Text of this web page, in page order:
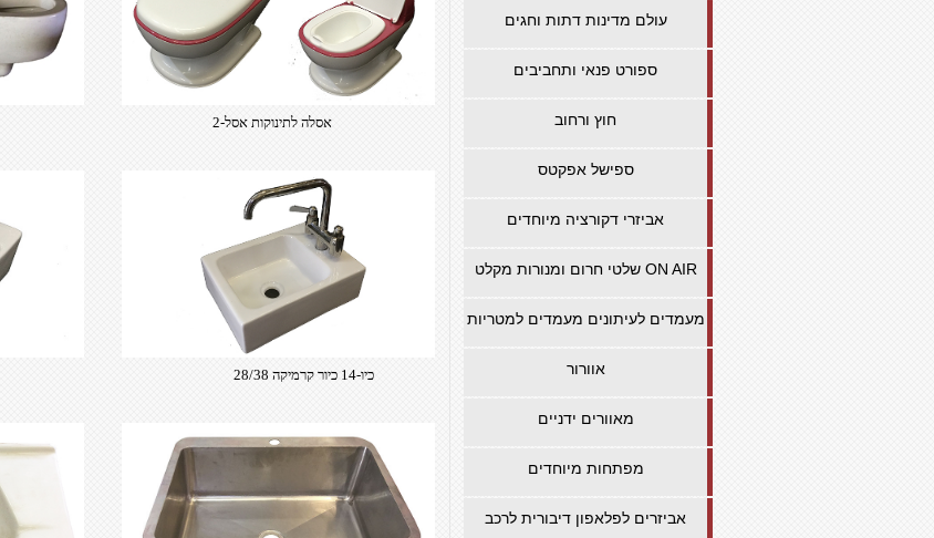
​אסלה לתינוקות אסל-2
כיו-14 כיור קרמיקה 28/38
עולם מדינות דתות וחגים
ספורט פנאי ותחביבים
חוץ ורחוב
ספישל אפקטס
אביזרי דקורציה מיוחדים
שלטי חרום ומנורות מקלט ON AIR
מעמדים לעיתונים מעמדים למטריות
אוורור
מאוורים ידניים
מפתחות מיוחדים
אביזרים לפלאפון דיבורית לרכב